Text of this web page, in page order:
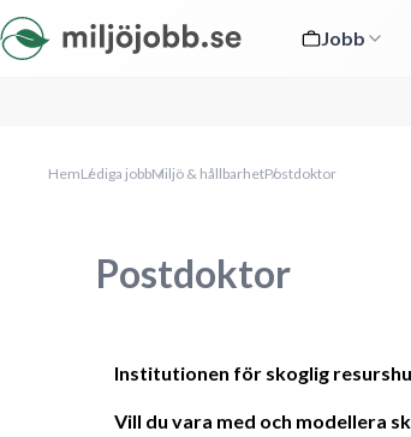
Jobb
HemLediga jobbMiljö & hållbarhetPostdoktor
Postdoktor
Institutionen för skoglig
Vill du vara med och modellera